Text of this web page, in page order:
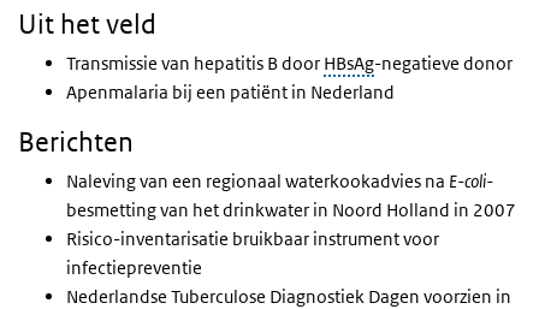
Uit het veld
Transmissie van hepatitis B door HBsAg-negatieve donor
Apenmalaria bij een patiënt in Nederland
Berichten
Naleving van een regionaal waterkookadvies na E-coli-
besmetting van het drinkwater in Noord Holland in 2007
Risico-inventarisatie bruikbaar instrument voor
infectiepreventie
Nederlandse Tuberculose Diagnostiek Dagen voorzien in